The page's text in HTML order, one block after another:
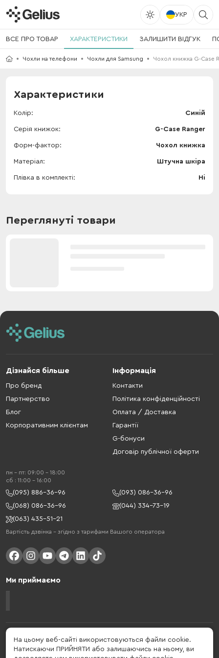
УКР
ВСЕ ПРО ТОВАР ХАРАКТЕРИСТИКИ ЗАЛИШИТИ ВІДГУК
Чохли на телефони Чохли для Samsung Чохол книжка G-Case
Характеристики
Колір Синій
Серія книжок G-Case Ranger
Форм-фактор Чохол книжка
Матеріал Штучна шкіра
Плівка в комплекті Ні
Переглянуті товари
Дізнайся більше
Про бренд
Партнерство
Блог
Корпоративним клієнтам
Інформація
Контакти
Політика конфіденційності
Оплата / Доставка
Гарантії
G-бонуси
Договір публічної оферти
пн - пт: 09:00 - 18:00
cб : 11:00 - 16:00
(095) 886-36-96
(093) 086-36-96
(068) 086-36-96
(044) 334-73-19
(063) 435-51-21
Вартість дзвінка – згідно з тарифами Вашого оператора
Ми приймаємо
Gelius - український бренд, який активно розвивається у сфері смарт
гаджетів та мобільних аксесуарів. Бренд заснований в 2013 році. Gelius
- це набагато більше ніж просто бренд, це стиль життя, який об'єднує в
На цьому веб-сайті використовуються файли cookie.
Натискаючи ПРИЙНЯТИ або залишаючись на ньому, ви